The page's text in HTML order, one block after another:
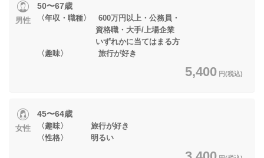
男性
50〜67歳
〈年収・職種〉 600万円以上・公務員・
資格職・大手/上場企業
いずれかに当てはまる方
〈趣味〉 旅行が好き
5,400 円(税込)
女性
45〜64歳
〈趣味〉 旅行が好き
〈性格〉 明るい